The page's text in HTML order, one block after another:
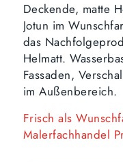
Deckende, matte
Jotun im
das
Helmatt.
Fassaden,
im Außenbereich.
Frisch als
Malerfachhandel